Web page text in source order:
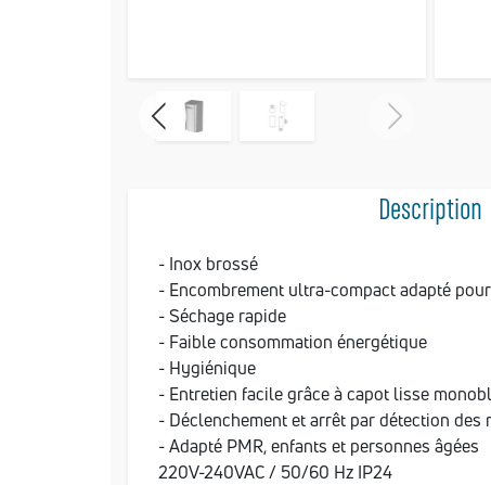
Description
- Inox brossé
- Encombrement ultra-compact adapté
- Séchage rapide
- Faible consommation énergétique
- Hygiénique
- Entretien facile grâce à capot lisse
- Déclenchement et arrêt par détection des
- Adapté PMR, enfants et personnes âgées
220V-240VAC / 50/60 Hz IP24